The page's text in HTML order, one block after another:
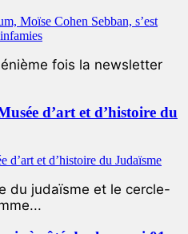
fois la newsletter
d’art et d’histoire du
du judaïsme et le cercle-